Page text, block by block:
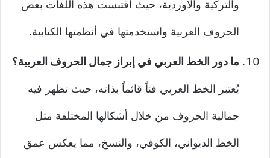
والتركية والأوردية، حيث اقتبست هذه اللغات بعض
الحروف العربية واستخدمتها في أنظمتها الكتابية.
ما دور الخط العربي في إبراز جمال الحروف العربية؟
يُعتبر الخط العربي فناً قائماً بذاته، حيث تظهر فيه
جمالية الحروف من خلال أشكالها المختلفة مثل
الخط الديواني، الكوفي، والنسخ، مما يعكس عمق